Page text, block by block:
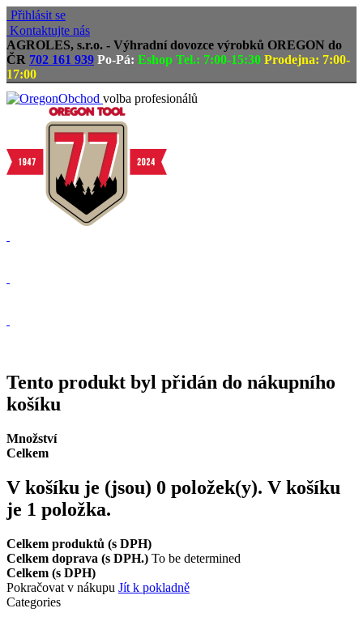
Přihlásit se
Kontaktujte nás
AGROLES, s.r.o. - Výhradní dovozce výrobků OREGON do
ČR 702 161 939 Po-Pá: Eshop Tel.: 7:00-15:30 Prodejna: 7:00-
17:00
volba profesionálů
Tento produkt byl přidán do nákupního
košíku
Množství
Celkem
V košíku je (jsou) 0 položek(y). V košíku
je 1 položka.
Celkem produktů (s DPH)
Celkem doprava (s DPH.) To be determined
Celkem (s DPH)
Pokračovat v nákupu Jít k pokladně
Categories